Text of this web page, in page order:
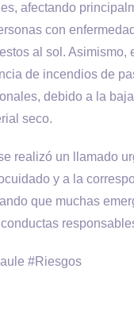
afectando
con
al sol. Asimismo,
de incendios de
debido a la
seco.
realizó un llamado
y a la
que muchas
#Riesgos